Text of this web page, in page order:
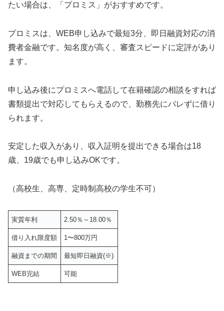
たい場合は、「プロミス」がおすすめです。
プロミスは、WEB申し込みで最短3分、即日融資対応の消
費者金融です。知名度が高く、審査スピードに定評があり
ます。
申し込み後にプロミスへ電話して在籍確認の相談をすれば
書類提出で対応してもらえるので、勤務先にバレずに借り
られます。
安定した収入があり、収入証明を提出できる場合は18
歳、19歳でも申し込みOKです。
（高校生、高専、定時制高校の学生不可）
実質年利 2.50％～18.00％
借り入れ限度額 1〜800万円
融資までの期間 最短即日融資(※)
WEB完結 可能